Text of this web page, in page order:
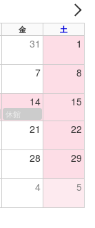
金 土
31 1
7 8
14 15
休館
21 22
28 29
4 5